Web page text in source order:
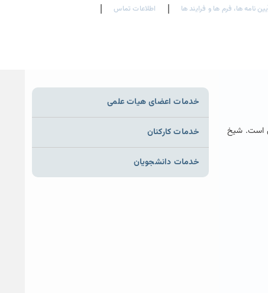
نامه ها، فرم ها و فرایند ها اطلاعات تماس
است. شیخ
خدمات اعضای هیات علمی
خدمات کارکنان
خدمات دانشجویان